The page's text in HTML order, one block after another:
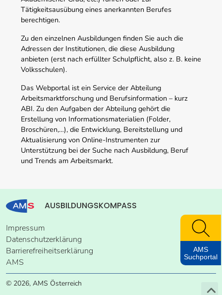
Tätigkeitsausübung eines anerkannten Berufes
berechtigen.
Zu den einzelnen Ausbildungen finden Sie auch die
Adressen der Institutionen, die diese Ausbildung
anbieten (erst nach erfüllter Schulpflicht, also z. B. keine
Volksschulen).
Das Webportal ist ein Service der Abteilung
Arbeitsmarktforschung und Berufsinformation – kurz
ABI. Zu den Aufgaben der Abteilung gehört die
Erstellung von Informationsmaterialien (Folder,
Broschüren,…), die Entwicklung, Bereitstellung und
Aktualisierung von Online-Instrumenten zur
Unterstützung bei der Suche nach Ausbildung, Beruf
und Trends am Arbeitsmarkt.
AUSBILDUNGSKOMPASS
Impressum
Datenschutzerklärung
Barrierefreiheitserklärung
AMS
© 2026, AMS Österreich
AMS
Suchportal